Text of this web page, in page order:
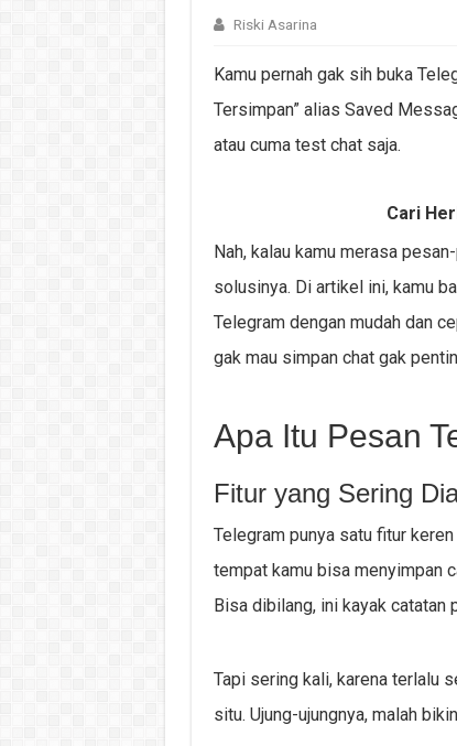
Riski Asarina
Kamu pernah gak sih buka
Tersimpan” alias Saved
atau cuma test chat saja.
Cari
Nah, kalau kamu merasa
solusinya. Di artikel ini, kamu
Telegram dengan mudah dan
gak mau simpan chat gak
Apa Itu Pesan
Fitur yang Sering
Telegram punya satu fitur
tempat kamu bisa menyimpan
Bisa dibilang, ini kayak catatan
Tapi sering kali, karena terlalu
situ. Ujung-ujungnya, malah